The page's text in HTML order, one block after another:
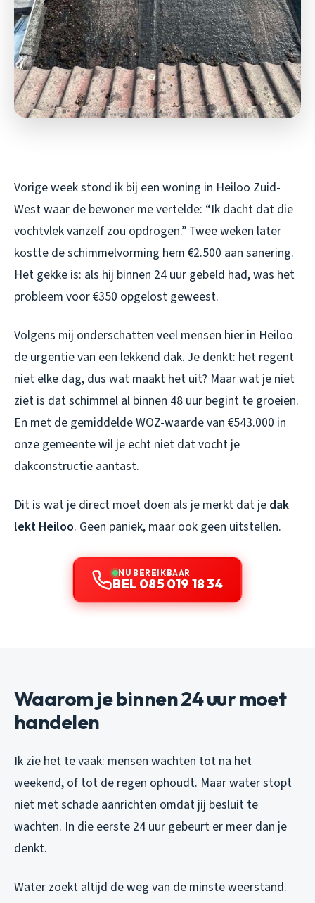
Vorige week stond ik bij een woning in Heiloo Zuid-
West waar de bewoner me vertelde: “Ik dacht dat die
vochtvlek vanzelf zou opdrogen.” Twee weken later
kostte de schimmelvorming hem €2.500 aan sanering.
Het gekke is: als hij binnen 24 uur gebeld had, was het
probleem voor €350 opgelost geweest.
Volgens mij onderschatten veel mensen hier in Heiloo
de urgentie van een lekkend dak. Je denkt: het regent
niet elke dag, dus wat maakt het uit? Maar wat je niet
ziet is dat schimmel al binnen 48 uur begint te groeien.
En met de gemiddelde WOZ-waarde van €543.000 in
onze gemeente wil je echt niet dat vocht je
dakconstructie aantast.
Dit is wat je direct moet doen als je merkt dat je dak
lekt Heiloo. Geen paniek, maar ook geen uitstellen.
NU BEREIKBAAR
BEL 085 019 18 34
Waarom je binnen 24 uur moet
handelen
Ik zie het te vaak: mensen wachten tot na het
weekend, of tot de regen ophoudt. Maar water stopt
niet met schade aanrichten omdat jij besluit te
wachten. In die eerste 24 uur gebeurt er meer dan je
denkt.
Water zoekt altijd de weg van de minste weerstand.